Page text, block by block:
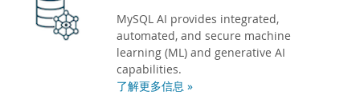
MySQL AI provides integrated,
automated, and secure machine
learning (ML) and generative AI
capabilities.
了解更多信息 »